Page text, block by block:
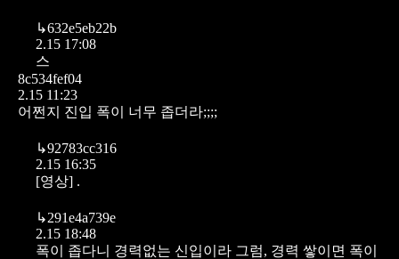
↳632e5eb22b
2.15 17:08
스
8c534fef04
2.15 11:23
어쩐지 진입 폭이 너무 좁더라;;;;
↳92783cc316
2.15 16:35
[영상] .
↳291e4a739e
2.15 18:48
폭이 좁다니 경력없는 신입이라 그럼, 경력 쌓이면 폭이